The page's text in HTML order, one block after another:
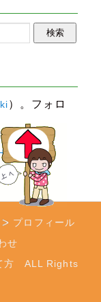
）。フォロ
）。
プロフィール
せ
方 ALL Rights